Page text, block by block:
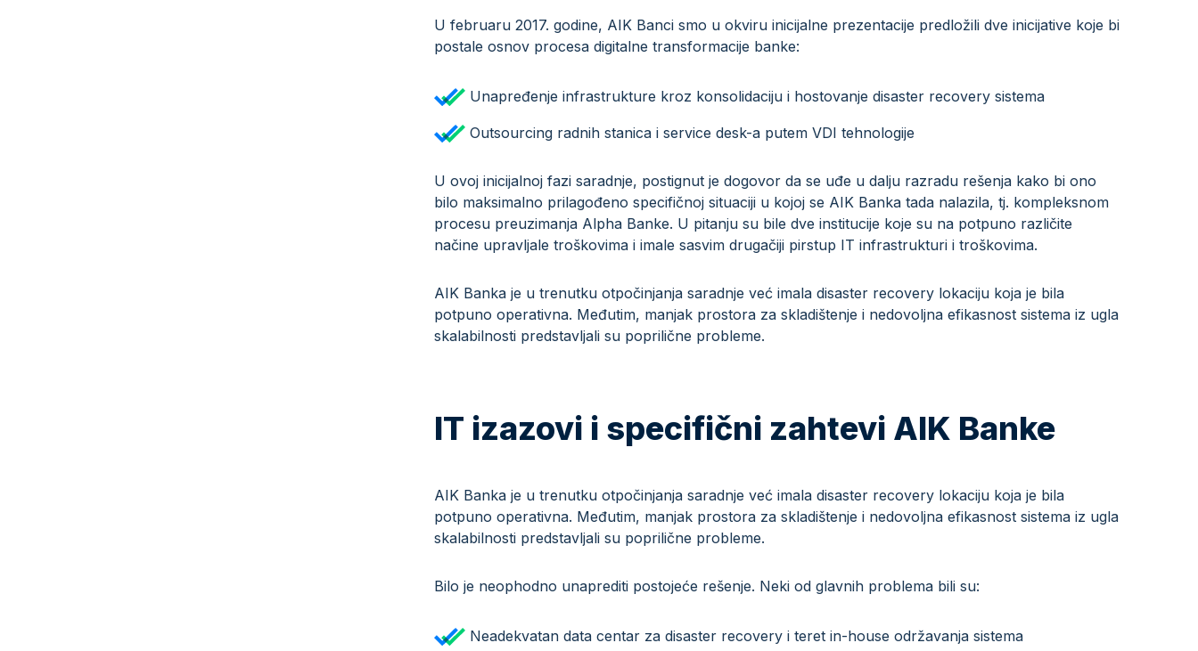
U februaru 2017. godine, AIK Banci smo u okviru inicijalne prezentacije predložili dve inicijative koje bi
postale osnov procesa digitalne transformacije banke:
Unapređenje infrastrukture kroz konsolidaciju i hostovanje disaster recovery sistema
Outsourcing radnih stanica i service desk-a putem VDI tehnologije
U ovoj inicijalnoj fazi saradnje, postignut je dogovor da se uđe u dalju razradu rešenja kako bi ono
bilo maksimalno prilagođeno specifičnoj situaciji u kojoj se AIK Banka tada nalazila, tj. kompleksnom
procesu preuzimanja Alpha Banke. U pitanju su bile dve institucije koje su na potpuno različite
načine upravljale troškovima i imale sasvim drugačiji pirstup IT infrastrukturi i troškovima.
AIK Banka je u trenutku otpočinjanja saradnje već imala disaster recovery lokaciju koja je bila
potpuno operativna. Međutim, manjak prostora za skladištenje i nedovoljna efikasnost sistema iz ugla
skalabilnosti predstavljali su poprilične probleme.
IT izazovi i specifični zahtevi AIK Banke
AIK Banka je u trenutku otpočinjanja saradnje već imala disaster recovery lokaciju koja je bila
potpuno operativna. Međutim, manjak prostora za skladištenje i nedovoljna efikasnost sistema iz ugla
skalabilnosti predstavljali su poprilične probleme.
Bilo je neophodno unaprediti postojeće rešenje. Neki od glavnih problema bili su:
Neadekvatan data centar za disaster recovery i teret in-house održavanja sistema